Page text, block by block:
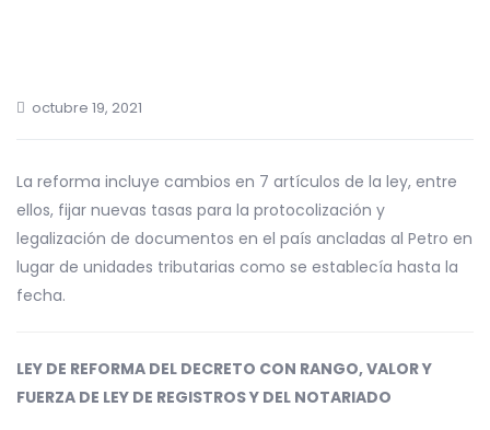
octubre 19, 2021
La reforma incluye cambios en 7 artículos de la ley, entre
ellos, fijar nuevas tasas para la protocolización y
legalización de documentos en el país ancladas al Petro en
lugar de unidades tributarias como se establecía hasta la
fecha.
LEY DE REFORMA DEL DECRETO CON RANGO, VALOR Y
FUERZA DE LEY DE REGISTROS Y DEL NOTARIADO